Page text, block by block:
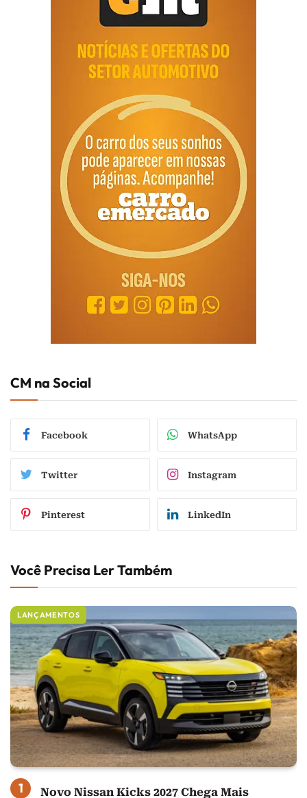
CM na Social
Facebook WhatsApp
Twitter Instagram
Pinterest LinkedIn
Você Precisa Ler Também
LANÇAMENTOS
Novo Nissan Kicks 2027 Chega Mais